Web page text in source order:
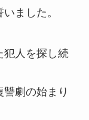
ました。
犯人を探し続
劇の始まり